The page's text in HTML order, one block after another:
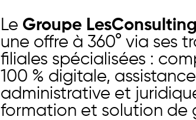
Le Groupe LesConsulting
une offre à 360° via ses
filiales spécialisées :
100 % digitale, assistance
administrative et
formation et solution de